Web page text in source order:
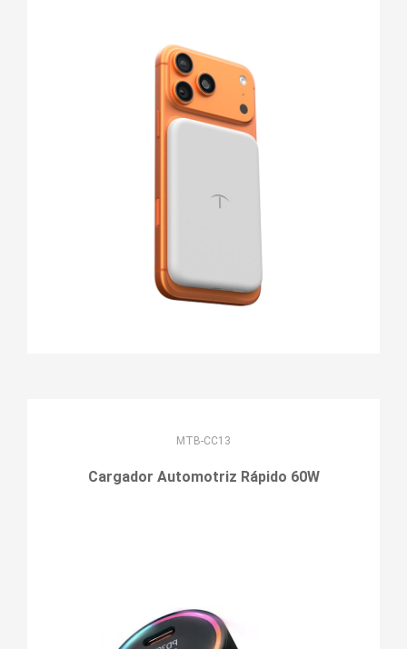
MTB-CC13
Cargador Automotriz Rápido 60W